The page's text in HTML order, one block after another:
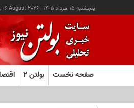
پنجشنبه ۱۵ مرداد ۱۴۰۵ |
August 2026
صفحه نخست بولتن ۲